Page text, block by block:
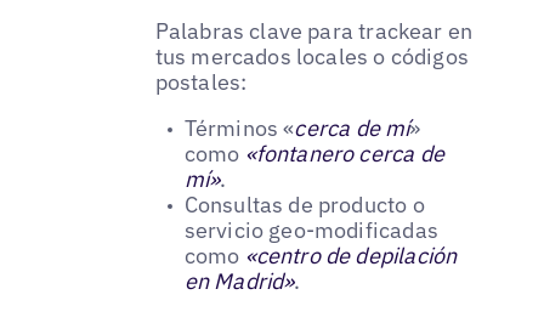
Palabras clave para trackear en
tus mercados locales o códigos
postales:
Términos «cerca de mí»
como «fontanero cerca de
mí».
Consultas de producto o
servicio geo-modificadas
como «centro de depilación
en Madrid».